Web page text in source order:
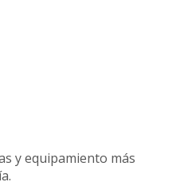
y equipamiento más